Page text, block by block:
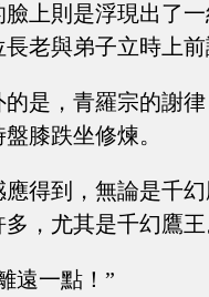
臉上則是浮現出了
老與弟子立時上
的是，青羅宗的謝
膝跌坐修煉。
應得到，無論是千
，尤其是千幻鷹
遠一點！”